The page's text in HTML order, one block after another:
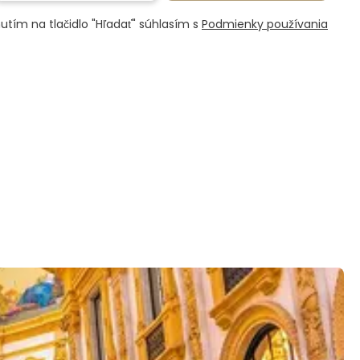
na tlačidlo "Hľadať" súhlasím s Podmienky používania